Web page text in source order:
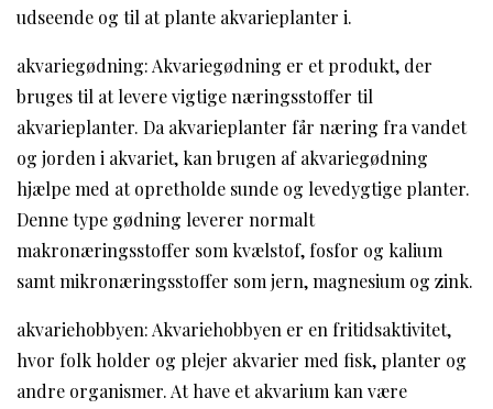
udseende og til at plante akvarieplanter i.
akvariegødning: Akvariegødning er et produkt, der
bruges til at levere vigtige næringsstoffer til
akvarieplanter. Da akvarieplanter får næring fra vandet
og jorden i akvariet, kan brugen af akvariegødning
hjælpe med at opretholde sunde og levedygtige planter.
Denne type gødning leverer normalt
makronæringsstoffer som kvælstof, fosfor og kalium
samt mikronæringsstoffer som jern, magnesium og zink.
akvariehobbyen: Akvariehobbyen er en fritidsaktivitet,
hvor folk holder og plejer akvarier med fisk, planter og
andre organismer. At have et akvarium kan være